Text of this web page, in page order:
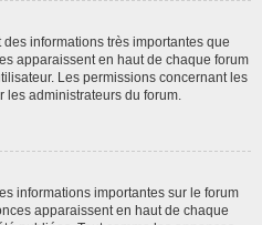
informations très importantes que
apparaissent en haut de chaque forum
Les permissions concernant les
administrateurs du forum.
informations importantes sur le forum
apparaissent en haut de chaque